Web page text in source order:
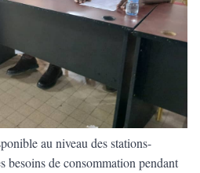
au niveau des stations-
besoins de consommation pendant